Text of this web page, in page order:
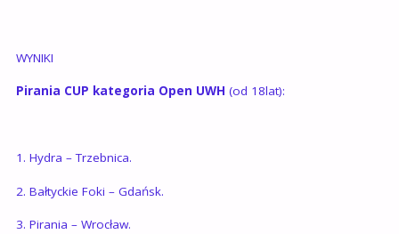
WYNIKI
Pirania CUP kategoria Open UWH (od 18lat):
1. Hydra – Trzebnica.
2. Bałtyckie Foki – Gdańsk.
3. Pirania – Wrocław.